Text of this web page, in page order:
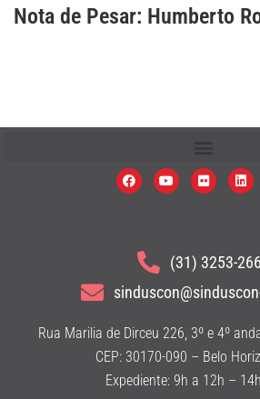
Nota de Pesar: Humberto
(31) 3253-
Rua Marilia de Dirceu 226, 3º e 4º
CEP: 30170-090 – Belo
Expediente: 9h a 12h –